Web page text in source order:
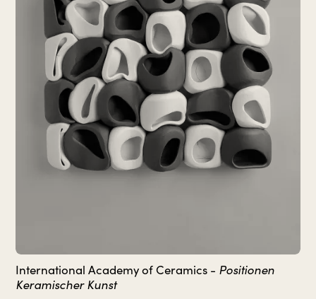
International Academy of Ceramics - Positionen
Keramischer Kunst